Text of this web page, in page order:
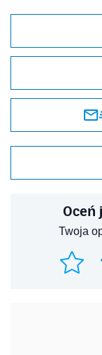
Oceń
Twoja